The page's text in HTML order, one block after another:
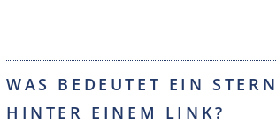
WAS BEDEUTET EIN
HINTER EINEM LINK?